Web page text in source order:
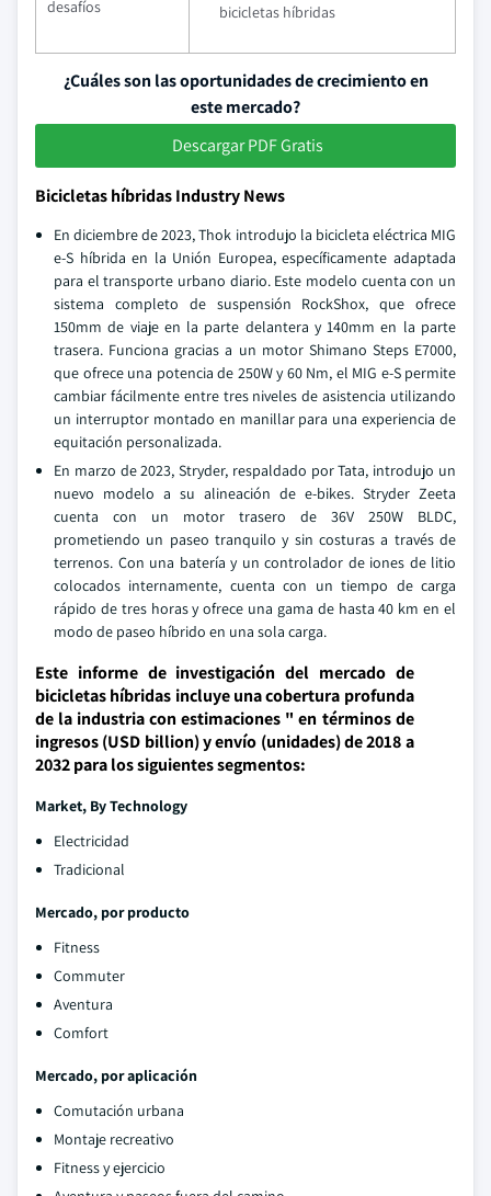
desafíos
bicicletas híbridas
¿Cuáles son las oportunidades de crecimiento en
este mercado?
Descargar PDF Gratis
Bicicletas híbridas Industry News
En diciembre de 2023, Thok introdujo la bicicleta eléctrica MIG
e-S híbrida en la Unión Europea, específicamente adaptada
para el transporte urbano diario. Este modelo cuenta con un
sistema completo de suspensión RockShox, que ofrece
150mm de viaje en la parte delantera y 140mm en la parte
trasera. Funciona gracias a un motor Shimano Steps E7000,
que ofrece una potencia de 250W y 60 Nm, el MIG e-S permite
cambiar fácilmente entre tres niveles de asistencia utilizando
un interruptor montado en manillar para una experiencia de
equitación personalizada.
En marzo de 2023, Stryder, respaldado por Tata, introdujo un
nuevo modelo a su alineación de e-bikes. Stryder Zeeta
cuenta con un motor trasero de 36V 250W BLDC,
prometiendo un paseo tranquilo y sin costuras a través de
terrenos. Con una batería y un controlador de iones de litio
colocados internamente, cuenta con un tiempo de carga
rápido de tres horas y ofrece una gama de hasta 40 km en el
modo de paseo híbrido en una sola carga.
Este informe de investigación del mercado de
bicicletas híbridas incluye una cobertura profunda
de la industria con estimaciones " en términos de
ingresos (USD billion) y envío (unidades) de 2018 a
2032 para los siguientes segmentos:
Market, By Technology
Electricidad
Tradicional
Mercado, por producto
Fitness
Commuter
Aventura
Comfort
Mercado, por aplicación
Comutación urbana
Montaje recreativo
Fitness y ejercicio